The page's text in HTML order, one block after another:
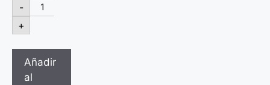
-
+
Añadir
al